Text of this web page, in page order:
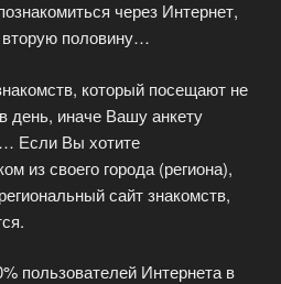
через Интернет,
половину…
который посещают не
день, иначе Вашу анкету
Если Вы хотите
из своего города (региона),
сайт знакомств,
пользователей Интернета в